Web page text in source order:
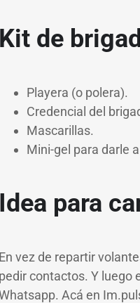
Kit de
Playera (o polera).
Credencial del
Mascarillas.
Mini-gel para darle
Idea para
En vez de repartir
pedir contactos. Y luego
Acá en